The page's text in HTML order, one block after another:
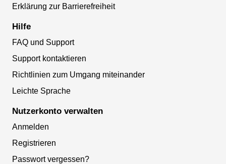
Erklärung zur Barrierefreiheit
Hilfe
FAQ und Support
Support kontaktieren
Richtlinien zum Umgang miteinander
Leichte Sprache
Nutzerkonto verwalten
Anmelden
Registrieren
Passwort vergessen?